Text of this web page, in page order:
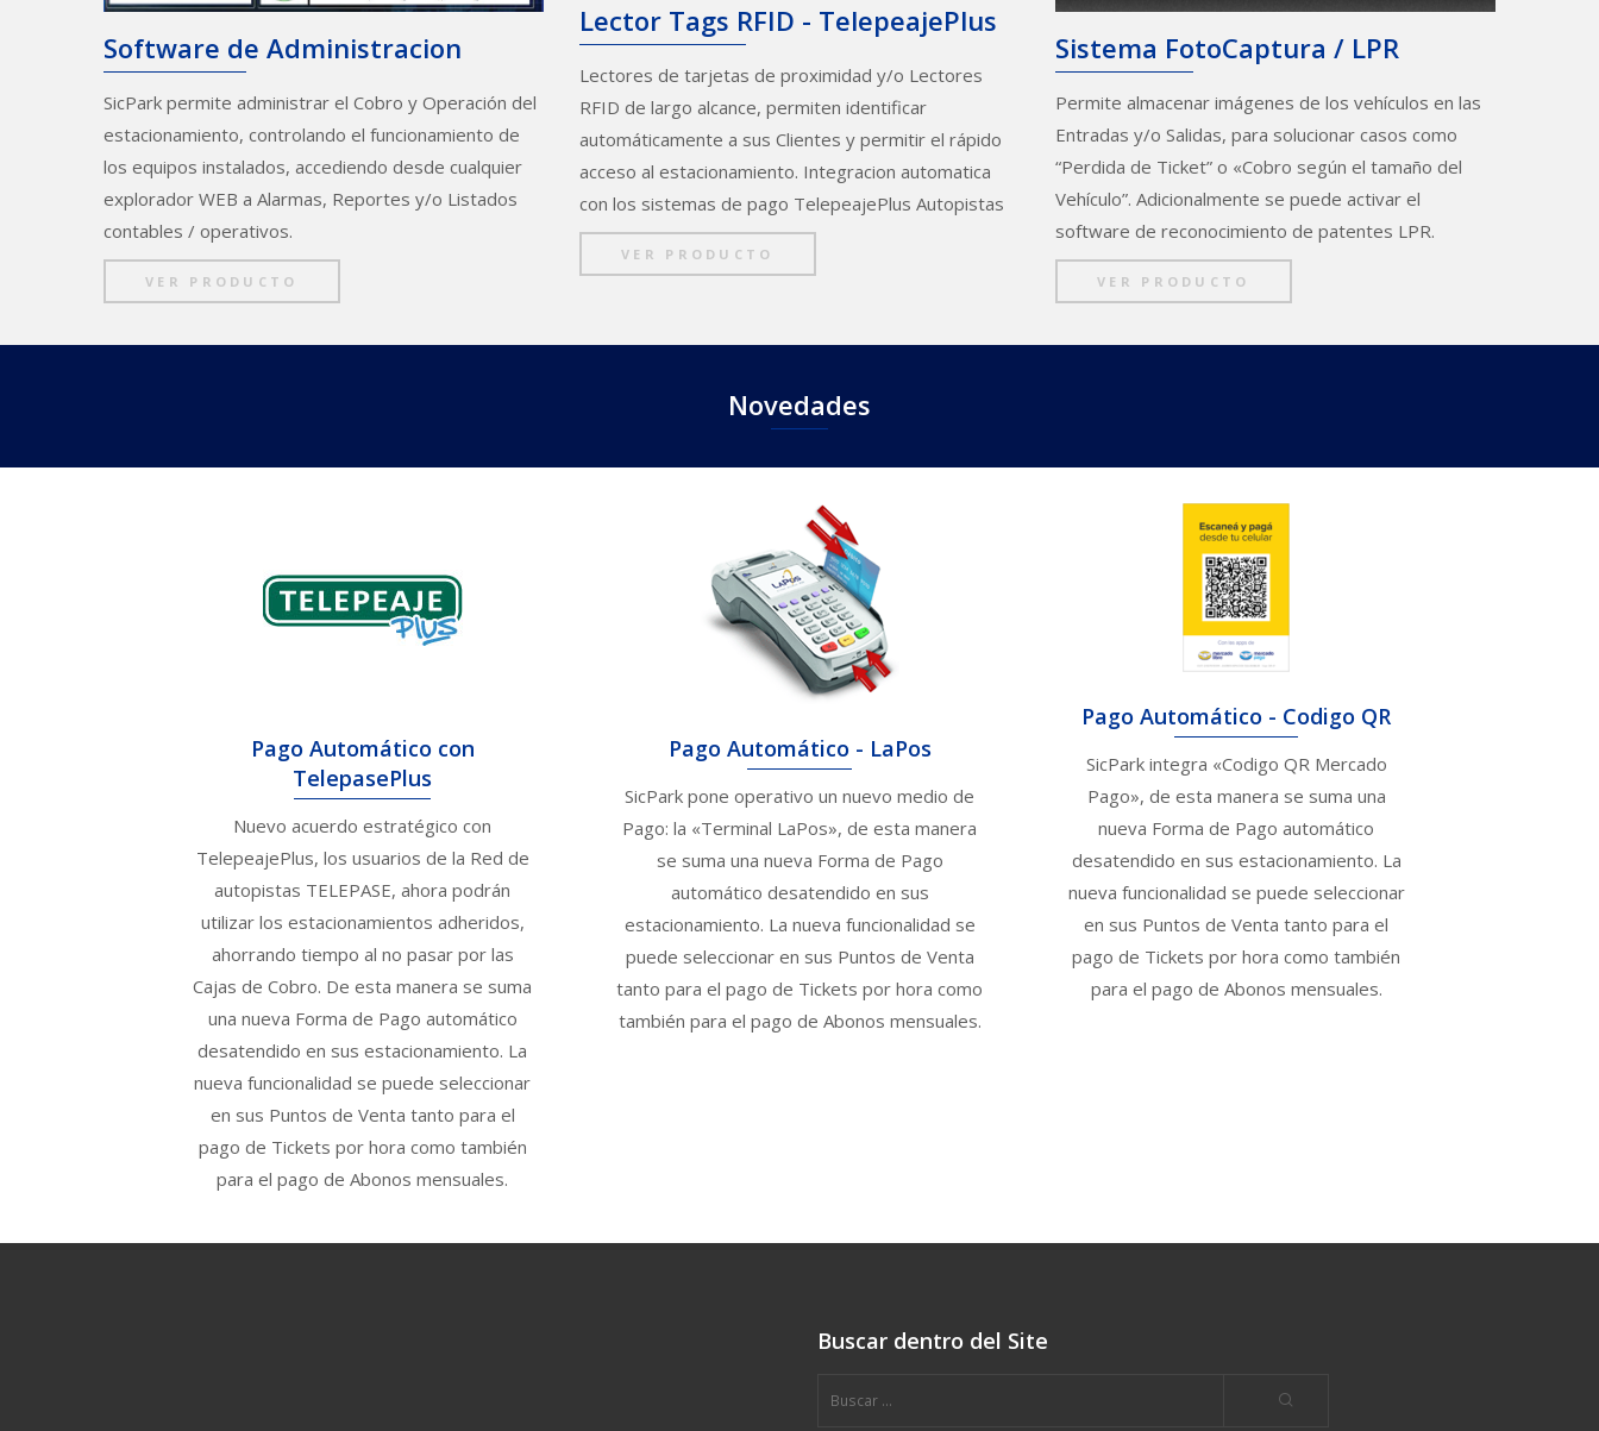
Software de Administracion
SicPark permite administrar el Cobro y Operación del
estacionamiento, controlando el funcionamiento de
los equipos instalados, accediendo desde cualquier
explorador WEB a Alarmas, Reportes y/o Listados
contables / operativos.
VER PRODUCTO
Lector Tags RFID - TelepeajePlus
Lectores de tarjetas de proximidad y/o Lectores
RFID de largo alcance, permiten identificar
automáticamente a sus Clientes y permitir el rápido
acceso al estacionamiento. Integracion automatica
con los sistemas de pago TelepeajePlus Autopistas
VER PRODUCTO
Sistema FotoCaptura / LPR
Permite almacenar imágenes de los vehículos en las
Entradas y/o Salidas, para solucionar casos como
“Perdida de Ticket” o «Cobro según el tamaño del
Vehículo”. Adicionalmente se puede activar el
software de reconocimiento de patentes LPR.
VER PRODUCTO
Novedades
Pago Automático con
TelepasePlus
Nuevo acuerdo estratégico con
TelepeajePlus, los usuarios de la Red de
autopistas TELEPASE, ahora podrán
utilizar los estacionamientos adheridos,
ahorrando tiempo al no pasar por las
Cajas de Cobro. De esta manera se suma
una nueva Forma de Pago automático
desatendido en sus estacionamiento. La
nueva funcionalidad se puede seleccionar
en sus Puntos de Venta tanto para el
pago de Tickets por hora como también
para el pago de Abonos mensuales.
Pago Automático - LaPos
SicPark pone operativo un nuevo medio de
Pago: la «Terminal LaPos», de esta manera
se suma una nueva Forma de Pago
automático desatendido en sus
estacionamiento. La nueva funcionalidad se
puede seleccionar en sus Puntos de Venta
tanto para el pago de Tickets por hora como
también para el pago de Abonos mensuales.
Pago Automático - Codigo QR
SicPark integra «Codigo QR Mercado
Pago», de esta manera se suma una
nueva Forma de Pago automático
desatendido en sus estacionamiento. La
nueva funcionalidad se puede seleccionar
en sus Puntos de Venta tanto para el
pago de Tickets por hora como también
para el pago de Abonos mensuales.
Buscar dentro del Site